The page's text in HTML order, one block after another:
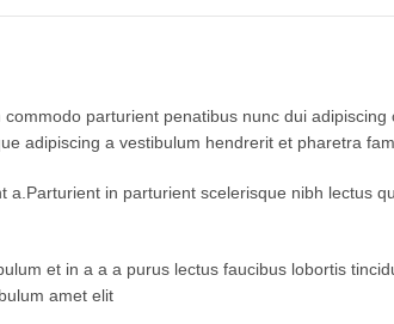
parturient penatibus nunc dui
adipiscing a vestibulum hendrerit et pharetra
a.Parturient in parturient scelerisque nibh lectus
et in a a a purus lectus faucibus lobortis
amet elit